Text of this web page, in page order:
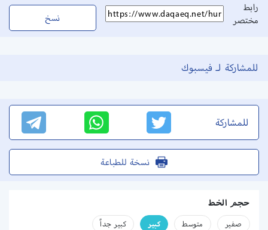
رابط
مختصر
نسخ
للمشاركة لـ فيسبوك
للمشاركة
نسخة للطباعة
حجم الخط
صفير متوسط كبير كبير جداً